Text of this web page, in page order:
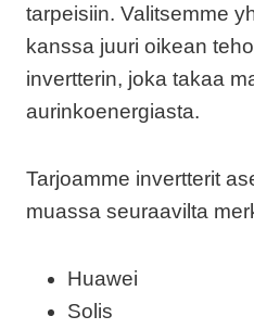
tarpeisiin. Valitsemme
kanssa juuri oikean
invertterin, joka takaa
aurinkoenergiasta.
Tarjoamme invertterit
muassa seuraavilta
Huawei
Solis